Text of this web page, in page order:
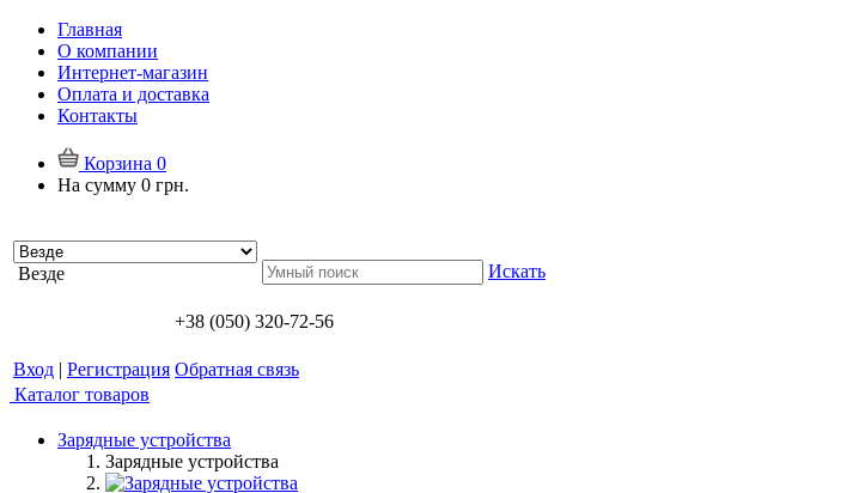
Главная
О компании
Интернет-магазин
Оплата и доставка
Контакты
Корзина 0
На сумму 0 грн.
Везде Искать
+38 (050) 320-72-56
Вход | Регистрация Обратная связь
Каталог товаров
Зарядные устройства
Зарядные устройства